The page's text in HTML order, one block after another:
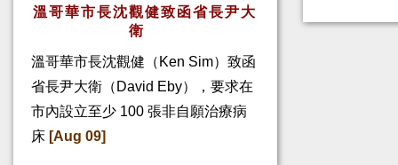
溫哥華市長沈觀健致函省長尹大
衛
溫哥華市長沈觀健（Ken Sim）致函
省長尹大衛（David Eby），要求在
市內設立至少 100 張非自願治療病
床 [Aug 09]